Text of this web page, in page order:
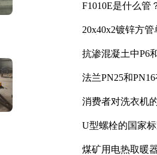
F1010E是什么管
20x40x2镀锌方
抗渗混凝土中P6
法兰PN25和
消费者对洗衣机
U型螺栓的国家
煤矿用电热取暖